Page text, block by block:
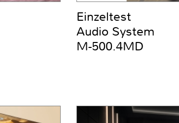
Einzeltest
Audio System
M-500.4MD